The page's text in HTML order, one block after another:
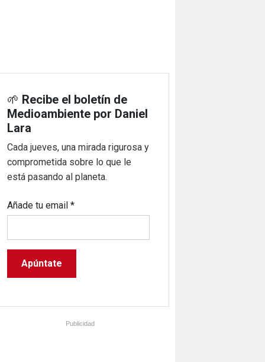
🌱 Recibe el boletín de
Medioambiente por Daniel
Lara
Cada jueves, una mirada rigurosa y
comprometida sobre lo que le
está pasando al planeta.
Añade tu email*
Publicidad